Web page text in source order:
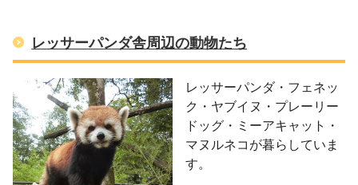
レッサーパンダ舎周辺の動物たち
レッサーパンダ・フェネッ
ク・ヤブイヌ・プレーリー
ドッグ・ミーアキャット・
マヌルネコが暮らしていま
す。